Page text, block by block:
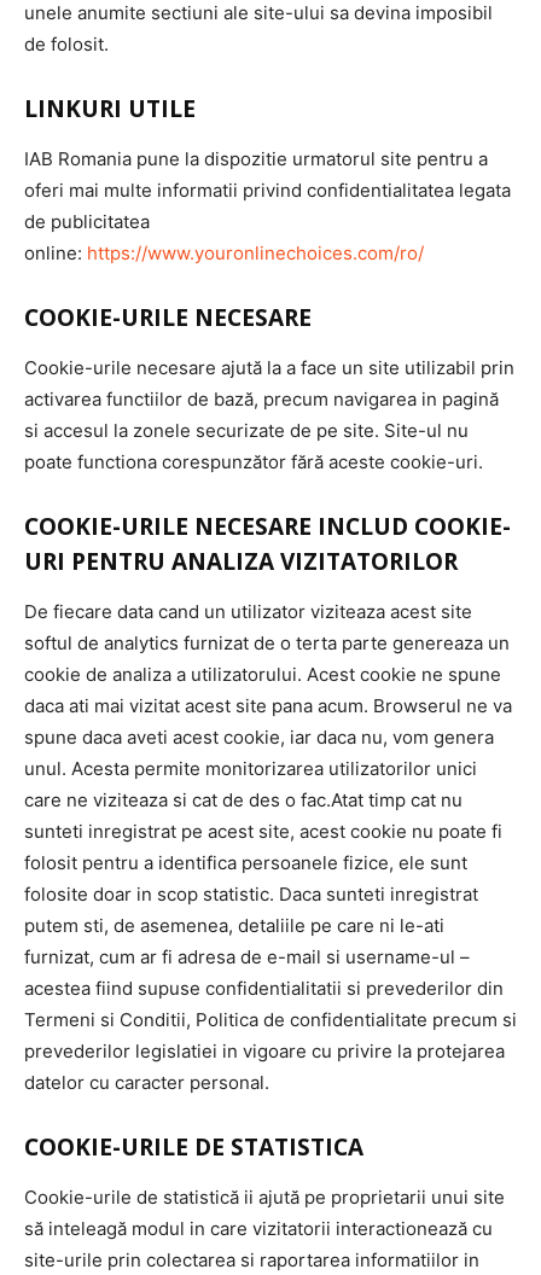
unele anumite sectiuni ale site-ului sa devina imposibil
de folosit.
LINKURI UTILE
IAB Romania pune la dispozitie urmatorul site pentru a
oferi mai multe informatii privind confidentialitatea legata
de publicitatea
online: https://www.youronlinechoices.com/ro/
COOKIE-URILE NECESARE
Cookie-urile necesare ajută la a face un site utilizabil prin
activarea functiilor de bază, precum navigarea in pagină
si accesul la zonele securizate de pe site. Site-ul nu
poate functiona corespunzător fără aceste cookie-uri.
COOKIE-URILE NECESARE INCLUD COOKIE-
URI PENTRU ANALIZA VIZITATORILOR
De fiecare data cand un utilizator viziteaza acest site
softul de analytics furnizat de o terta parte genereaza un
cookie de analiza a utilizatorului. Acest cookie ne spune
daca ati mai vizitat acest site pana acum. Browserul ne va
spune daca aveti acest cookie, iar daca nu, vom genera
unul. Acesta permite monitorizarea utilizatorilor unici
care ne viziteaza si cat de des o fac.Atat timp cat nu
sunteti inregistrat pe acest site, acest cookie nu poate fi
folosit pentru a identifica persoanele fizice, ele sunt
folosite doar in scop statistic. Daca sunteti inregistrat
putem sti, de asemenea, detaliile pe care ni le-ati
furnizat, cum ar fi adresa de e-mail si username-ul –
acestea fiind supuse confidentialitatii si prevederilor din
Termeni si Conditii, Politica de confidentialitate precum si
prevederilor legislatiei in vigoare cu privire la protejarea
datelor cu caracter personal.
COOKIE-URILE DE STATISTICA
Cookie-urile de statistică ii ajută pe proprietarii unui site
să inteleagă modul in care vizitatorii interactionează cu
site-urile prin colectarea si raportarea informatiilor in